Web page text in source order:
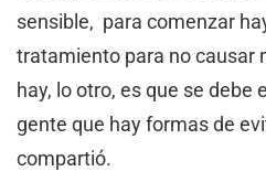
sensible, para comenzar
tratamiento para no causar
hay, lo otro, es que se debe
gente que hay formas de
compartió.